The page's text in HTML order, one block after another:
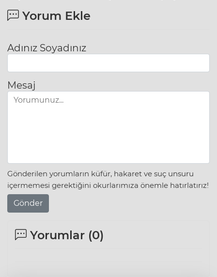
Yorum Ekle
Adınız Soyadınız
Mesaj
Gönderilen yorumların küfür, hakaret ve suç unsuru
içermemesi gerektiğini okurlarımıza önemle hatırlatırız!
Gönder
Yorumlar (0)